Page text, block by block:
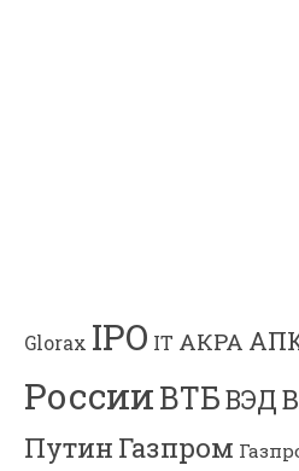
Glorax IPO IT АКРА
РоссииВТБВЭД
Путин Газпром